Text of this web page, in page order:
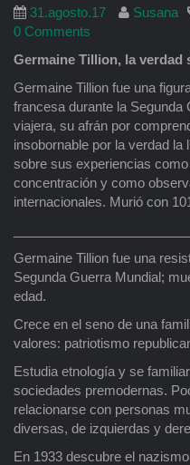
31.agosto.17 Susana
0 Comments
Germaine Tillion, la verdad
Germaine Tillion fue una
francesa durante la Segunda
viajera, su afrán por
insobornable por la verdad la
sobre sus experiencias
concentración y como
internacionales. Murió con
Germaine Tillion fue una
Segunda Guerra Mundial;
edad.
Crece en el seno de una
valores: patriotismo
Estudia etnología y se
sociedades premodernas.
relacionarse con personas
diversas, de izquierdas y
En 1933 descubre el